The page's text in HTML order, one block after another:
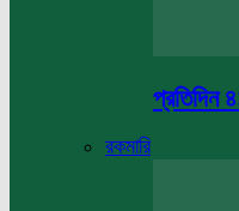
প্রতিদিন
রকমারি